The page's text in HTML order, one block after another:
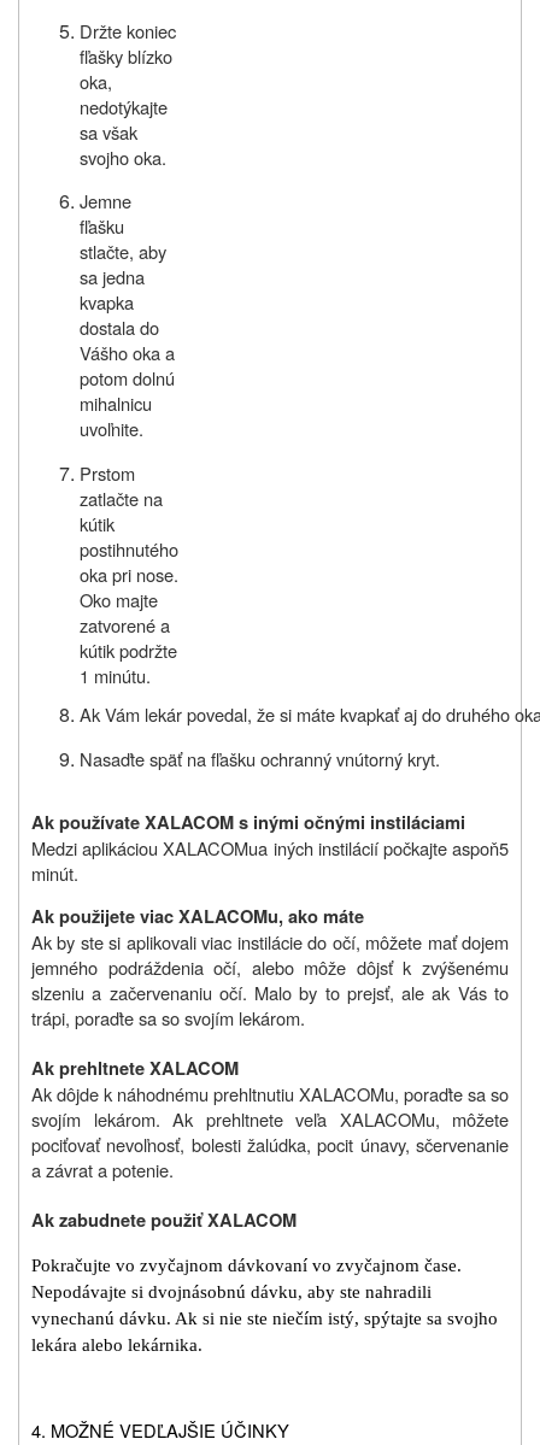
Držte koniec
fľašky blízko
oka,
nedotýkajte
sa však
svojho oka.
Jemne
fľašku
stlačte, aby
sa jedna
kvapka
dostala do
Vášho okaa
potom dolnú
mihalnicu
uvoľnite.
Prstom
zatlačte na
kútik
postihnutého
oka pri nose.
Oko majte
zatvorené a
kútik podržte
1 minútu.
Ak Vám lekár povedal, že si máte kvapkať aj do druhého
Nasaďte späť na fľašku ochranný vnútorný kryt.
Ak používateXALACOM s inými očnými instiláciami
Medzi aplikáciou XALACOMua iných instilácií počkajte aspoň5
minút.
Ak použijete viac XALACOMu,ako máte
Ak by ste si aplikovali viac instilácie do očí, môžete mať dojem
jemného podráždenia očí, alebo môže dôjsť k zvýšenému
slzeniu a začervenaniu očí. Malo by to prejsť, ale ak Vás to
trápi, poraďte sa so svojím lekárom.
Ak prehltnete XALACOM
Ak dôjde k náhodnému prehltnutiu XALACOMu, poraďte sa so
svojím lekárom. Ak prehltnete veľa XALACOMu, môžete
pociťovať nevoľnosť, bolesti žalúdka, pocit únavy, sčervenanie
a závrat a potenie.
Ak zabudnete použiť XALACOM
Pokračujte vo zvyčajnom dávkovaní vo zvyčajnom čase.
Nepodávajte si dvojnásobnú dávku, aby ste nahradili
vynechanú dávku. Ak si nie ste niečím istý, spýtajte sa svojho
lekára alebo lekárnika.
4. MOŽNÉ VEDĽAJŠIE ÚČINKY